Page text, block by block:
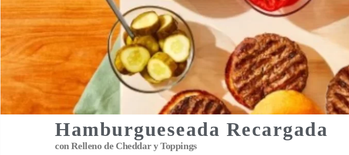
Hamburgueseada Recargada
con Relleno de Cheddar y Toppings